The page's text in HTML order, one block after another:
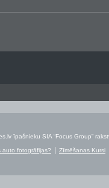
īpašnieku SIA “Focus Group”
auto fotogrāfijas? Zīmēšanas Kursi